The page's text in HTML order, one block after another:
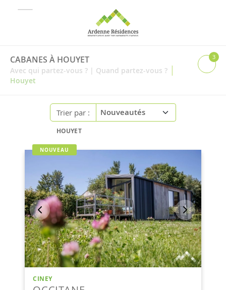
CABANES À HOUYET
Avec qui partez-vous ? | Quand partez-vous ? |
Houyet
3
Trier par :
HOUYET